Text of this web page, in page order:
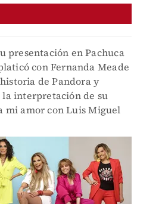
presentación en Pachuca
con Fernanda Meade
de Pandora y
la interpretación de su
mi amor con Luis Miguel